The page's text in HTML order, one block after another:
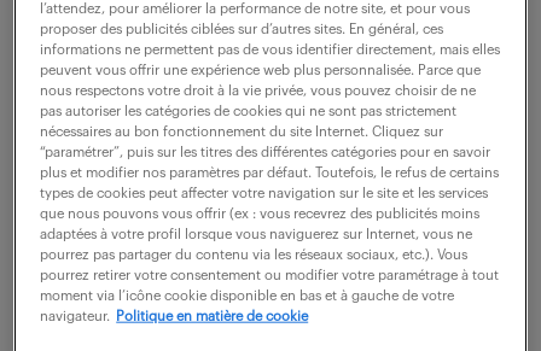
7 août 2026
Val Du Layon (49) intérim
3 mois
27 000 € / an
Rattaché au responsable commercial, vous effectuez
la saisie des commandes, la gestion de la facturation,
le suivi stocks, les relances clients, l'établissement
des devis de pièces avec le...
l’attendez, pour améliorer la performance de notre site, et pour vous
proposer des publicités ciblées sur d’autres sites. En général, ces
informations ne permettent pas de vous identifier directement, mais elles
peuvent vous offrir une expérience web plus personnalisée. Parce que
nous respectons votre droit à la vie privée, vous pouvez choisir de ne
pas autoriser les catégories de cookies qui ne sont pas strictement
nécessaires au bon fonctionnement du site Internet. Cliquez sur
“paramétrer”, puis sur les titres des différentes catégories pour en savoir
plus et modifier nos paramètres par défaut. Toutefois, le refus de certains
types de cookies peut affecter votre navigation sur le site et les services
que nous pouvons vous offrir (ex : vous recevrez des publicités moins
adaptées à votre profil lorsque vous naviguerez sur Internet, vous ne
pourrez pas partager du contenu via les réseaux sociaux, etc.). Vous
pourrez retirer votre consentement ou modifier votre paramétrage à tout
moment via l’icône cookie disponible en bas et à gauche de votre
navigateur.
Politique en matière de cookie